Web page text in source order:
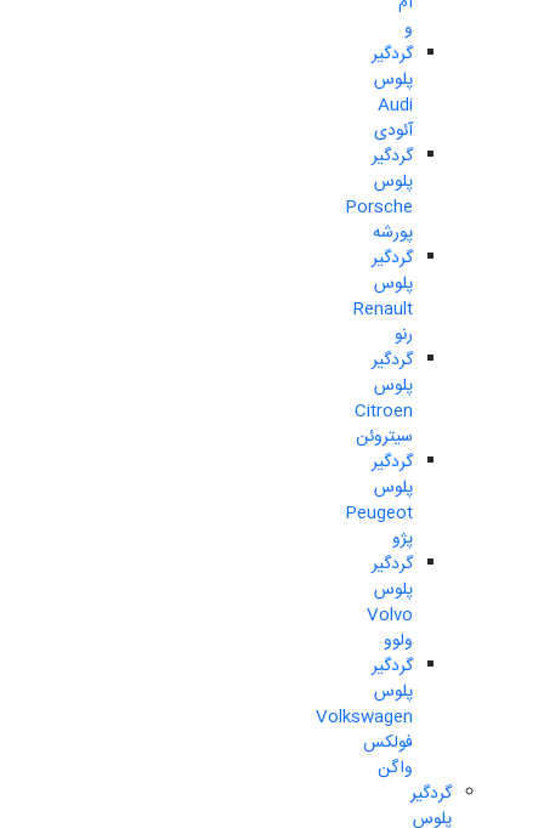
و
گردگیر
پلوس
Audi
آئودی
گردگیر
پلوس
Porsche
پورشه
گردگیر
پلوس
Renault
رنو
گردگیر
پلوس
Citroen
سیتروئن
گردگیر
پلوس
Peugeot
پژو
گردگیر
پلوس
Volvo
ولوو
گردگیر
پلوس
Volkswagen
فولکس
واگن
گردگیر
پلوس